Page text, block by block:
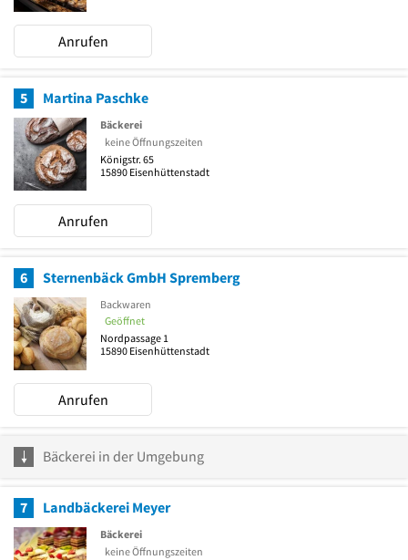
Anrufen
5 Martina Paschke
Bäckerei
keine Öffnungszeiten
Königstr. 65
15890 Eisenhüttenstadt
Anrufen
6 Sternenbäck GmbH Spremberg
Backwaren
Geöffnet
Nordpassage 1
15890 Eisenhüttenstadt
Anrufen
Bäckerei in der Umgebung
7 Landbäckerei Meyer
Bäckerei
keine Öffnungszeiten